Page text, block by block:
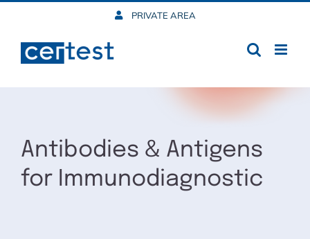
content
PRIVATE AREA
Antibodies & Antigens
for Immunodiagnostic